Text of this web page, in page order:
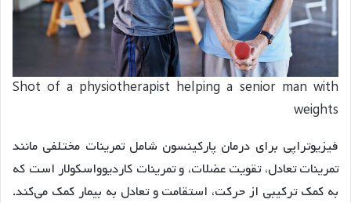
Shot of a physiotherapist helping a senior man with
weights
فیزیوتراپی برای درمان پارکینسون شامل تمرینات مختلفی مانند
تمرینات تعادل، تقویت عضلات، و تمرینات کاردیوواسکولار است که
به کمک ترکیبی از حرکت، استقامت و تعادل به بیمار کمک می‌کند.